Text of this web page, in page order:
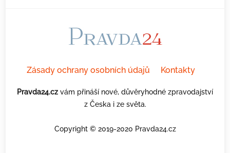
Zásady ochrany osobních údajů Kontakty
Pravda24.cz vám přináší nové, důvěryhodné zpravodajství
z Česka i ze světa.
Copyright © 2019-2020 Pravda24.cz